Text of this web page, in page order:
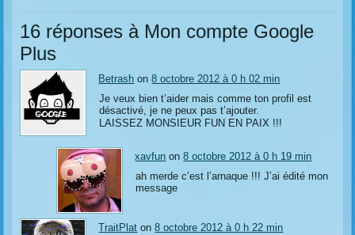
16 réponses à Mon compte Google
Plus
Betrash on8 octobre 2012 à 0 h 02 min
Je veux bien t’aider mais comme ton profil est
désactivé, je ne peux pas t’ajouter.
LAISSEZ MONSIEUR FUN EN PAIX !!!
xavfun on8 octobre 2012 à 0 h 19 min
ah merde c’est l’arnaque !!! J’ai édité mon
message
TraitPlat on8 octobre 2012 à 0 h 22 min